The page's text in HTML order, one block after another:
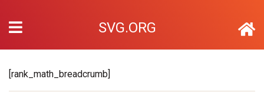
SVG.ORG
[rank_math_breadcrumb]